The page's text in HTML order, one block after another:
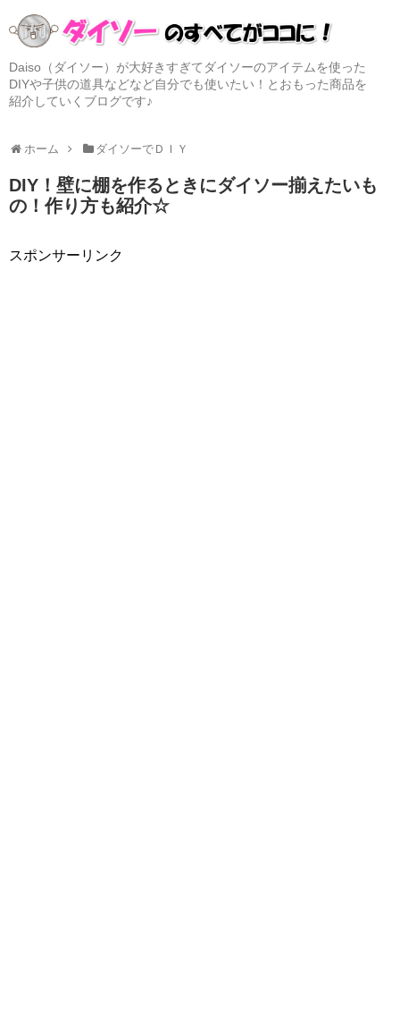
Daiso（ダイソー）が大好きすぎてダイソーのアイテムを使った
DIYや子供の道具などなど自分でも使いたい！とおもった商品を
紹介していくブログです♪
ホーム ダイソーでＤＩＹ
DIY！壁に棚を作るときにダイソー揃えたいも
の！作り方も紹介☆
スポンサーリンク